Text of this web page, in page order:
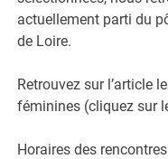
actuellement parti du
de Loire.
Retrouvez sur l’article
féminines (cliquez sur
Horaires des